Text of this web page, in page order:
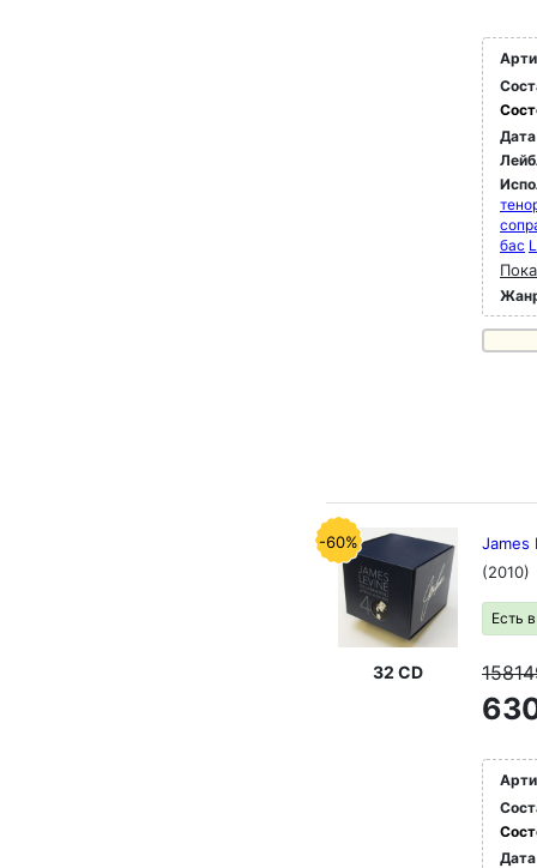
бас
-60%
32 CD
James
(2010)
Есть